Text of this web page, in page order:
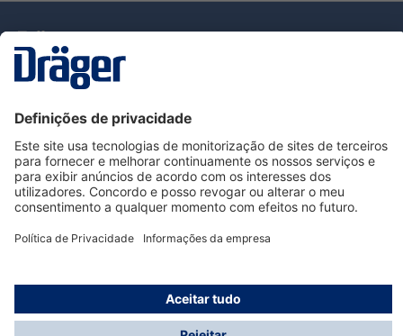
Serviço de Apoio ao Cliente Dräger
Utilização da loja
Informações
© Dräger Portugal, Lda, 2024
* Todos os preços excl. IVA mais